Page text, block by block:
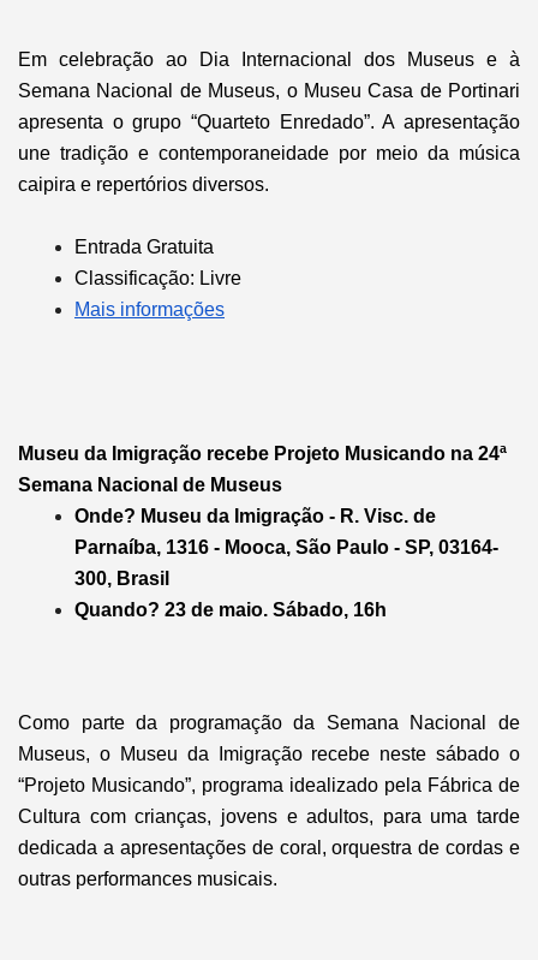
Em celebração ao Dia Internacional dos Museus e à
Semana Nacional de Museus, o Museu Casa de Portinari
apresenta o grupo “Quarteto Enredado”. A apresentação
une tradição e contemporaneidade por meio da música
caipira e repertórios diversos.
Entrada Gratuita
Classificação: Livre
Mais informações
Museu da Imigração recebe Projeto Musicando na 24ª
Semana Nacional de Museus
Onde? Museu da Imigração - R. Visc. de
Parnaíba, 1316 - Mooca, São Paulo - SP, 03164-
300, Brasil
Quando? 23 de maio. Sábado, 16h
Como parte da programação da Semana Nacional de
Museus, o Museu da Imigração recebe neste sábado o
“Projeto Musicando”, programa idealizado pela Fábrica de
Cultura com crianças, jovens e adultos, para uma tarde
dedicada a apresentações de coral, orquestra de cordas e
outras performances musicais.